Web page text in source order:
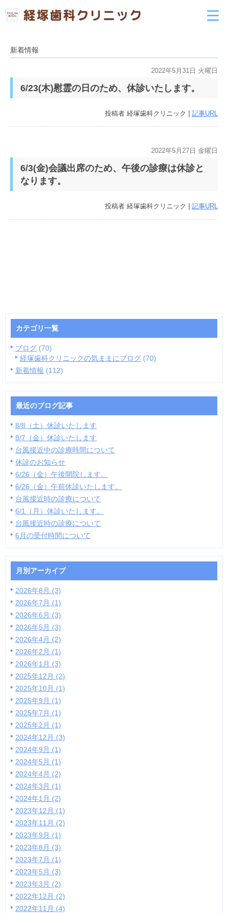
新着情報
2022年5月31日 火曜日
6/23(木)慰霊の日のため、休診いたします。
投稿者 経塚歯科クリニック 記事URL
2022年5月27日 金曜日
6/3(金)会議出席のため、午後の診療は休診と
なります。
投稿者 経塚歯科クリニック 記事URL
カテゴリ一覧
ブログ (70)
経塚歯科クリニックの気ままにブログ (70)
新着情報 (112)
最近のブログ記事
8/8（土）休診いたします
8/7（金）休診いたします
台風接近中の診療時間について
休診のお知らせ
6/26（金）午後開院します。
6/26（金）午前休診いたします。
台風接近時の診療について
6/1（月）休診いたします。
台風接近時の診療について
6月の受付時間について
月別アーカイブ
2026年8月 (3)
2026年7月 (1)
2026年6月 (3)
2026年5月 (3)
2026年4月 (2)
2026年2月 (1)
2026年1月 (3)
2025年12月 (2)
2025年10月 (1)
2025年9月 (1)
2025年7月 (1)
2025年2月 (1)
2024年12月 (3)
2024年9月 (1)
2024年5月 (1)
2024年4月 (2)
2024年3月 (1)
2024年1月 (2)
2023年12月 (1)
2023年11月 (2)
2023年9月 (1)
2023年8月 (3)
2023年7月 (1)
2023年5月 (3)
2023年3月 (2)
2022年12月 (2)
2022年11月 (4)